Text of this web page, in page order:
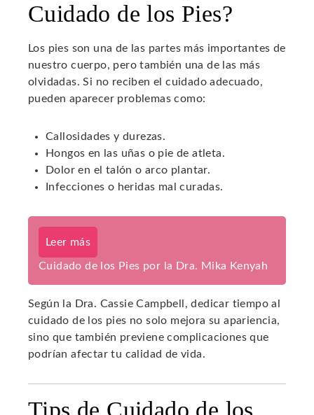
Cuidado de los Pies?
Los pies son una de las partes más importantes de
nuestro cuerpo, pero también una de las más
olvidadas. Si no reciben el cuidado adecuado,
pueden aparecer problemas como:
Callosidades y durezas.
Hongos en las uñas o pie de atleta.
Dolor en el talón o arco plantar.
Infecciones o heridas mal curadas.
Leer más
Cuidado de los Pies por la Dra. Mika Kenyah
Según la Dra. Cassie Campbell, dedicar tiempo al
cuidado de los pies no solo mejora su apariencia,
sino que también previene complicaciones que
podrían afectar tu calidad de vida.
Tips de Cuidado de los